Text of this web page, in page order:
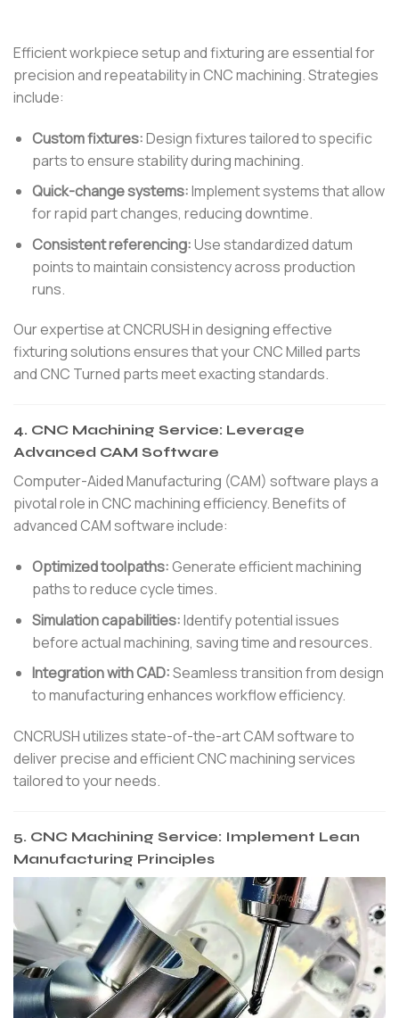
Efficient workpiece setup and fixturing are essential for
precision and repeatability in CNC machining. Strategies
include:
Custom fixtures:Design fixtures tailored to specific
parts to ensure stability during machining.
Quick-change systems:Implement systems that allow
for rapid part changes, reducing downtime.
Consistent referencing:Use standardized datum
points to maintain consistency across production
runs.
Our expertise at CNCRUSH in designing effective
fixturing solutions ensures that your CNC Milled parts
and CNC Turned parts meet exacting standards.
4. CNC Machining Service: Leverage
Advanced CAM Software
Computer-Aided Manufacturing (CAM) software plays a
pivotal role in CNC machining efficiency. Benefits of
advanced CAM software include:
Optimized toolpaths:Generate efficient machining
paths to reduce cycle times.
Simulation capabilities:Identify potential issues
before actual machining, saving time and resources.
Integration with CAD:Seamless transition from design
to manufacturing enhances workflow efficiency.
CNCRUSH utilizes state-of-the-art CAM software to
deliver precise and efficient CNC machining services
tailored to your needs.
5. CNC Machining Service: Implement Lean
Manufacturing Principles